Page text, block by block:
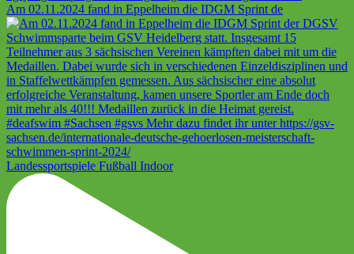
Am 02.11.2024 fand in Eppelheim die IDGM Sprint de
Landessportspiele Fußball Indoor